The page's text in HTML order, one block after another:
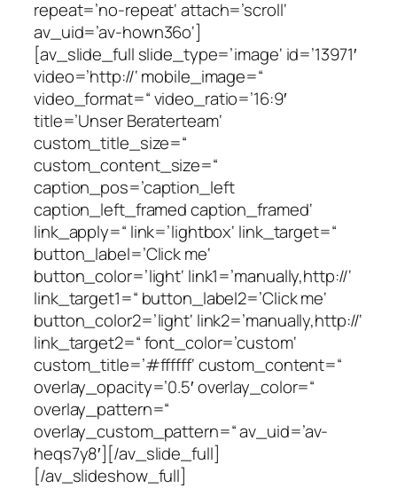
repeat=’no-repeat‘ attach=’scroll‘
av_uid=’av-hown36o‘]
[av_slide_full slide_type=’image‘ id=’13971′
video=’http://‘ mobile_image=“
video_format=“ video_ratio=’16:9′
title=’Unser Beraterteam‘
custom_title_size=“
custom_content_size=“
caption_pos=’caption_left
caption_left_framed caption_framed‘
link_apply=“ link=’lightbox‘ link_target=“
button_label=’Click me‘
button_color=’light‘ link1=’manually,http://‘
link_target1=“ button_label2=’Click me‘
button_color2=’light‘ link2=’manually,http://‘
link_target2=“ font_color=’custom‘
custom_title=’#ffffff‘ custom_content=“
overlay_opacity=’0.5′ overlay_color=“
overlay_pattern=“
overlay_custom_pattern=“ av_uid=’av-
heqs7y8′][/av_slide_full]
[/av_slideshow_full]